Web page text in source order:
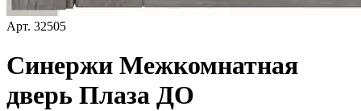
Арт. 32505
Синержи Межкомнатная
дверь Плаза ДО